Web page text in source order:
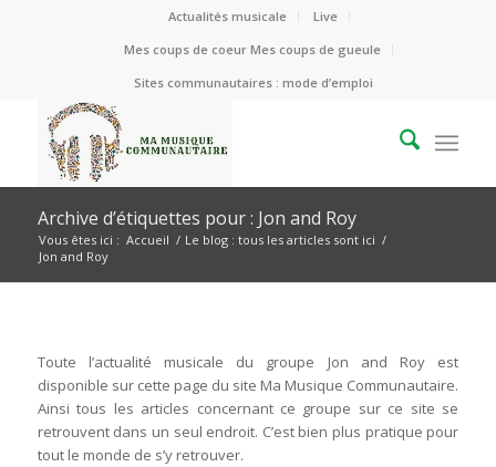
Actualités musicale
Live
Mes coups de coeur Mes coups de gueule
Sites communautaires : mode d’emploi
Archive d’étiquettes pour : Jon and Roy
Vous êtes ici : Accueil / Le blog : tous les articles sont ici /
Jon and Roy
Toute l’actualité musicale du groupe Jon and Roy est
disponible sur cette page du site Ma Musique Communautaire.
Ainsi tous les articles concernant ce groupe sur ce site se
retrouvent dans un seul endroit. C’est bien plus pratique pour
tout le monde de s’y retrouver.